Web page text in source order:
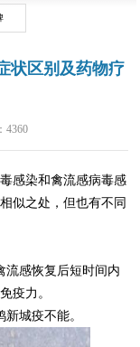
状区别及药物疗
4360
感染和禽流感病毒感
似之处，但也有不同
感恢复后短时间内
疫力。
城疫不能。